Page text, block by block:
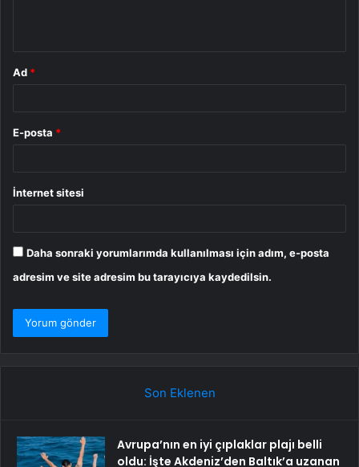
Ad *
E-posta *
İnternet sitesi
Daha sonraki yorumlarımda kullanılması için adım, e-posta
adresim ve site adresim bu tarayıcıya kaydedilsin.
Son Eklenen
Avrupa’nın en iyi çıplaklar plajı belli
oldu: İşte Akdeniz’den Baltık’a uzanan